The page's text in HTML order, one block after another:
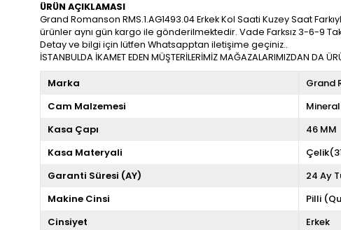
ÜRÜN AÇIKLAMASI
Grand Romanson RMS.1.AG1493.04 Erkek Kol Saati Kuzey Saat
ürünler aynı gün kargo ile gönderilmektedir. Vade Farksız 3-6-9
Detay ve bilgi için lütfen Whatsapptan iletişime geçiniz..
İSTANBULDA İKAMET EDEN MÜŞTERİLERİMİZ MAĞAZALARIMIZDAN DA
Marka
Grand
Cam Malzemesi
Mineral
Kasa Çapı
46 MM
Kasa Materyali
Garanti Süresi (AY)
24 Ay
Makine Cinsi
Pilli
Cinsiyet
Erkek